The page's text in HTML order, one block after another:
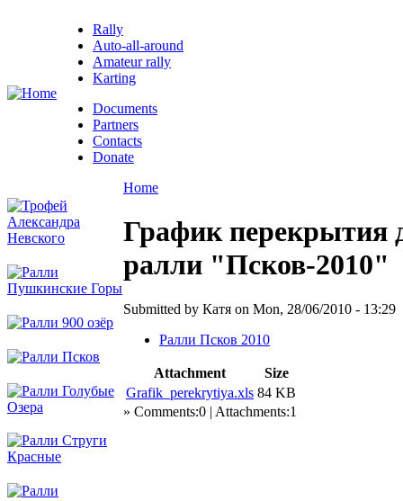
Rally
Auto-all-around
Amateur rally
Karting
Documents
Partners
Contacts
Donate
Home
График перекрытия
ралли "Псков-2010"
Submitted by Катя on Mon, 28/06/2010 - 13:29
Ралли Псков 2010
Attachment
Size
Grafik_perekrytiya.xls 84 KB
» Comments:0 | Attachments:1